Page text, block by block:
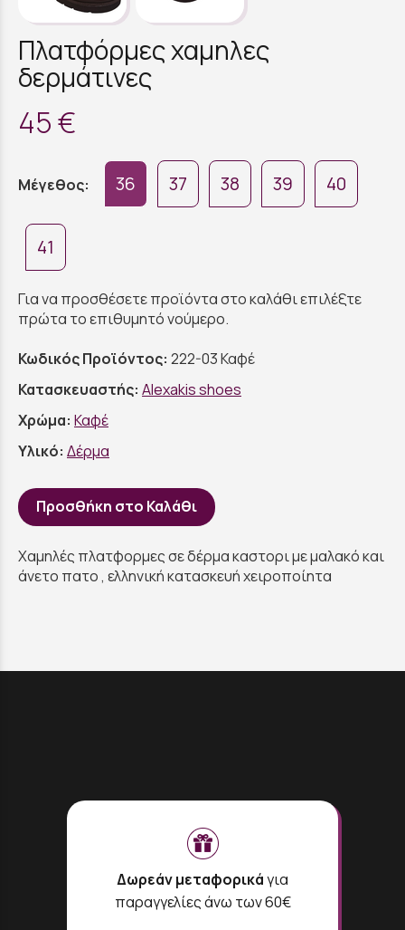
Πλατφόρμες χαμηλες
δερμάτινες
45 €
Μέγεθος: 36 37 38 39 40
41
Για να προσθέσετε προϊόντα στο καλάθι επιλέξτε
πρώτα το επιθυμητό νούμερο.
Κωδικός Προϊόντος: 222-03 Καφέ
Κατασκευαστής: Alexakis shoes
Χρώμα: Καφέ
Υλικό: Δέρμα
Προσθήκη στο Καλάθι
Χαμηλές πλατφορμες σε δέρμα καστορι με μαλακό και
άνετο πατο , ελληνική κατασκευή χειροποίητα
Δωρεάν μεταφορικάγια
παραγγελίες άνω των 60€